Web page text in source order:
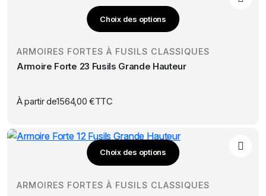
Choix des options
Ce
a
plusieurs
Les
être
choisies
sur
la
ARMOIRES FORTES À FUSILS CLASSIQUES
Armoire Forte 23 Fusils Grande Hauteur
À partir de1564,00 €TTC
Choix des options
Ce
a
ARMOIRES FORTES À FUSILS CLASSIQUES